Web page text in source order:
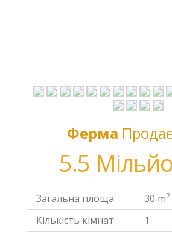
Ферма
5.5
Загальна площа: 30 m2
Кількість кімнат:
1